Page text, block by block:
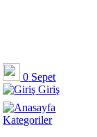
0 Sepet
Giriş
Kategoriler